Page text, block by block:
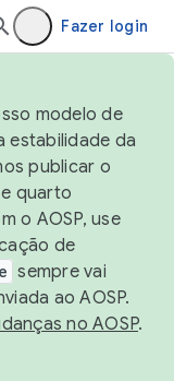
Fazer login
modelo de
estabilidade da
publicar o
quarto
o AOSP, use
de
sempre vai
ao AOSP.
no AOSP.